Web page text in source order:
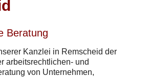
Beratung
Kanzlei in Remscheid der
arbeitsrechtlichen- und
von Unternehmen,